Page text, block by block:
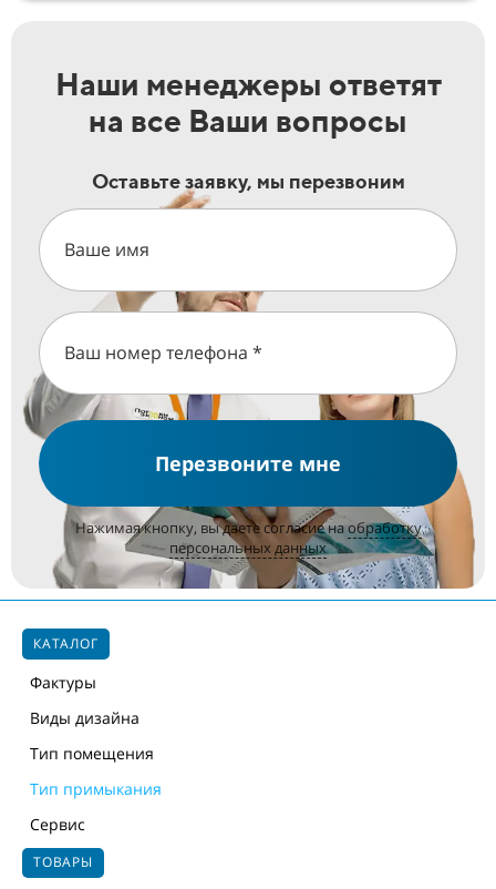
Наши менеджеры ответят
на все Ваши вопросы
Оставьте заявку, мы перезвоним
Перезвоните мне
Нажимая кнопку, вы даете согласие наобработку
персональных данных
КАТАЛОГ
Фактуры
Виды дизайна
Тип помещения
Тип примыкания
Сервис
ТОВАРЫ